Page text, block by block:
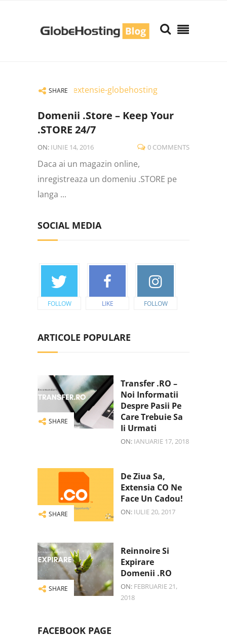
SHARE
Domenii .store – Keep Your
.STORE 24/7
ON: IUNIE 14, 2016 0 COMMENTS
Daca ai un magazin online,
inregistreaza un domeniu .STORE pe
langa ...
SOCIAL MEDIA
FOLLOW LIKE FOLLOW
ARTICOLE POPULARE
SHARE
Transfer .RO –
Noi Informatii
Despre Pasii Pe
Care Trebuie Sa
Ii Urmati
ON: IANUARIE 17, 2018
SHARE
De Ziua Sa,
Extensia CO Ne
Face Un Cadou!
ON: IULIE 20, 2017
SHARE
Reinnoire Si
Expirare
Domenii .RO
ON: FEBRUARIE 21,
2018
FACEBOOK PAGE